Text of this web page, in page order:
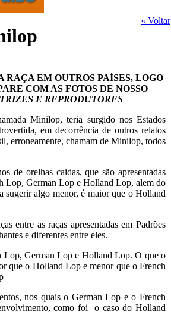
« Voltar
RAÇA EM OUTROS PAÍSES, LOGO
COM AS FOTOS DE NOSSO
E REPRODUTORES
Minilop, teria surgido nos Estados
em decorrência de outros relatos
erroneamente, chamam de Minilop, todos
de orelhas caidas, que são apresentadas
Lop, German Lop e Holland Lop, alem do
algo menor, é maior que o Holland
entre as raças apresentadas em Padrões
e diferentes entre eles.
German Lop e Holland Lop. O que o
que o Holland Lop e menor que o French
nos quais o German Lop e o French
como foi o caso do Holland